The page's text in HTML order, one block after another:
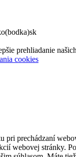
prehliadanie
cookies
pri prechádzaní
webovej stránky.